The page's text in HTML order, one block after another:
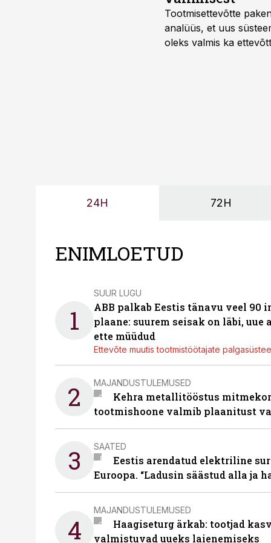
Tootmisettevõtte
analüüs, et uus
oleks valmis ka
24H 72H
ENIMLOETUD
1
SUUR LUGU
ABB palkab Eestis tänavu veel 90
plaane: suurem seisak on läbi,
ette müüdud
Ettevõte muutis tootmistöötajate
2 MAJANDUSTULEMUSED
Kehra metallitööstus
tootmishoone valmib plaanitust
3 SAATED
Eestis arendatud elektriline
Euroopa. “Ladusin säästud alla ja
4
MAJANDUSTULEMUSED
Haagiseturg ärkab: tootjad
valmistuvad uueks laienemiseks